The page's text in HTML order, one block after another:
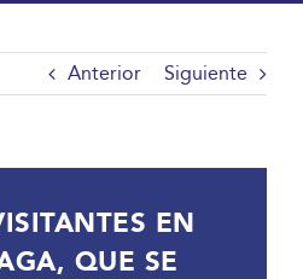
Anterior Siguiente
EN
QUE SE